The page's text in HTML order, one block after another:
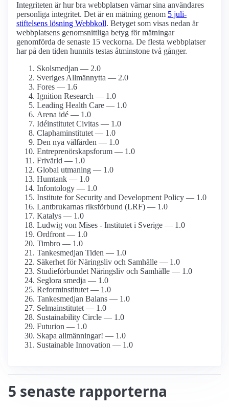
Integriteten är hur bra webbplatsen värnar sina användares
personliga integritet. Det är en mätning genom 5 juli-
stiftelsens lösning Webbkoll. Betyget som visas nedan är
webbplatsens genomsnittliga betyg för mätningar
genomförda de senaste 15 veckorna. De flesta webbplatser
har på den tiden hunnits testas åtminstone två gånger.
Skolsmedjan — 2.0
Sveriges Allmännytta — 2.0
Fores — 1.6
Ignition Research — 1.0
Leading Health Care — 1.0
Arena idé — 1.0
Idéinstitutet Civitas — 1.0
Clapham­institutet — 1.0
Den nya välfärden — 1.0
Entreprenörskaps­forum — 1.0
Frivärld — 1.0
Global utmaning — 1.0
Humtank — 1.0
Infontology — 1.0
Institute for Security and Development Policy — 1.0
Lantbrukarnas riksförbund (LRF) — 1.0
Katalys — 1.0
Ludwig von Mises - Institutet i Sverige — 1.0
Ordfront — 1.0
Timbro — 1.0
Tankesmedjan Tiden — 1.0
Säkerhet för Näringsliv och Samhälle — 1.0
Studie­förbundet Näringsliv och Samhälle — 1.0
Seglora smedja — 1.0
Reform­institutet — 1.0
Tankesmedjan Balans — 1.0
Selmainstitutet — 1.0
Sustainability Circle — 1.0
Futurion — 1.0
Skapa allmänningar! — 1.0
Sustainable Innovation — 1.0
5 senaste rapporterna